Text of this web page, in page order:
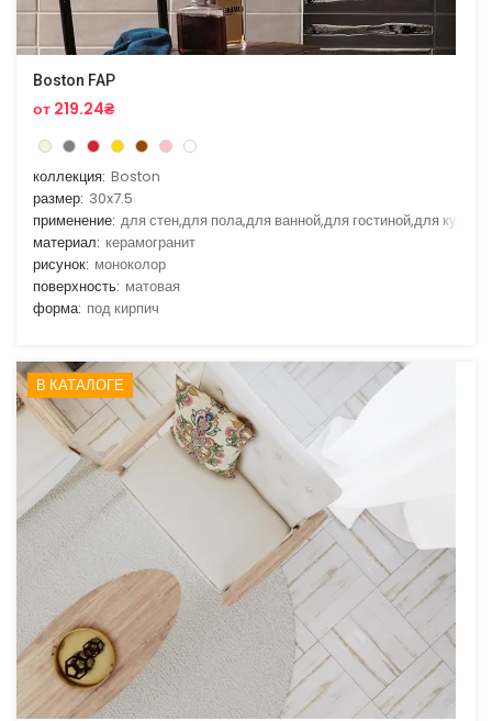
Boston FAP
от 219.24₴
коллекция: Boston
размер: 30x7.5
применение: для стен,для пола,для ванной,для гостиной,для кухни
материал: керамогранит
рисунок: моноколор
поверхность: матовая
форма: под кирпич
В КАТАЛОГЕ